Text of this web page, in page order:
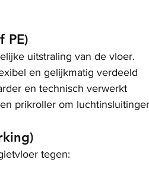
PE)
uitstraling van de vloer.
en gelijkmatig verdeeld
en technisch verwerkt
prikroller om
tegen: